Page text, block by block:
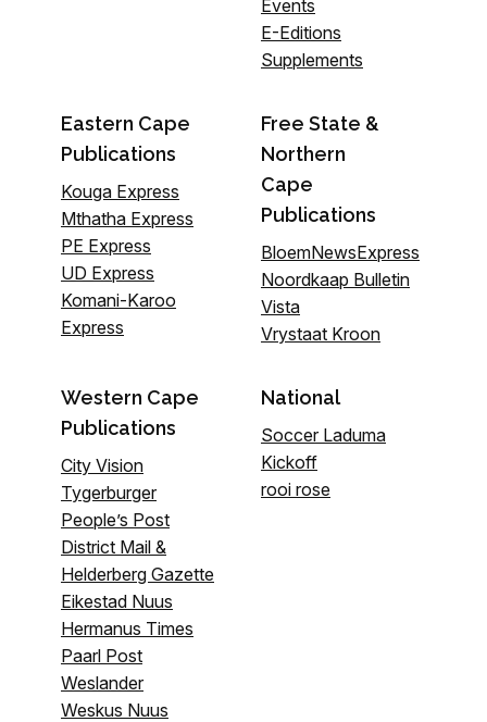
Events
E-Editions
Supplements
Eastern Cape
Publications
Kouga Express
Mthatha Express
PE Express
UD Express
Komani-Karoo
Express
Free State &
Northern
Cape
Publications
BloemNewsExpress
Noordkaap Bulletin
Vista
Vrystaat Kroon
Western Cape
Publications
City Vision
Tygerburger
People’s Post
District Mail &
Helderberg Gazette
Eikestad Nuus
Hermanus Times
Paarl Post
Weslander
Weskus Nuus
National
Soccer Laduma
Kickoff
rooi rose